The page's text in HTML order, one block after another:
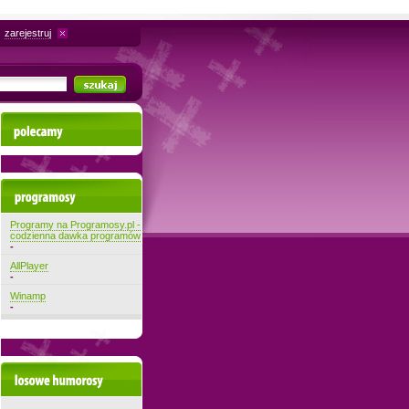
zarejestruj
Polecamy
Najnowsze programy
Programy na Programosy.pl -
codzienna dawka programów
-
AllPlayer
-
Winamp
-
Losowe filmiki